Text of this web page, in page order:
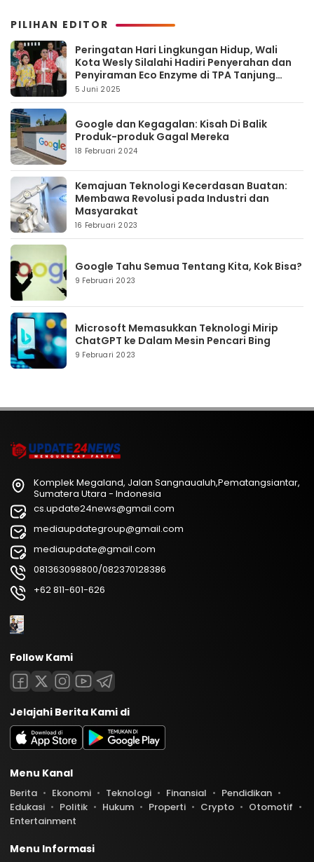
PILIHAN EDITOR
Peringatan Hari Lingkungan Hidup, Wali
Kota Wesly Silalahi Hadiri Penyerahan dan
Penyiraman Eco Enzyme di TPA Tanjung
Pinggir
5 Juni 2025
Google dan Kegagalan: Kisah Di Balik
Produk-produk Gagal Mereka
18 Februari 2024
Kemajuan Teknologi Kecerdasan Buatan:
Membawa Revolusi pada Industri dan
Masyarakat
16 Februari 2023
Google Tahu Semua Tentang Kita, Kok Bisa?
9 Februari 2023
Microsoft Memasukkan Teknologi Mirip
ChatGPT ke Dalam Mesin Pencari Bing
9 Februari 2023
Komplek Megaland, Jalan Sangnaualuh,Pematangsiantar,
Sumatera Utara - Indonesia
cs.update24news@gmail.com
mediaupdategroup@gmail.com
mediaupdate@gmail.com
081363098800/082370128386
+62 811-601-626
Follow Kami
Jelajahi Berita Kami di
Menu Kanal
Berita Ekonomi Teknologi Finansial
Pendidikan
Edukasi
Politik Hukum Properti Crypto
Otomotif
Entertainment
Menu Informasi